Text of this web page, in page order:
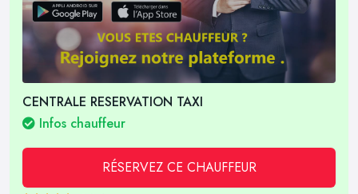
CENTRALE RESERVATION TAXI
Infos chauffeur
RÉSERVEZ CE CHAUFFEUR